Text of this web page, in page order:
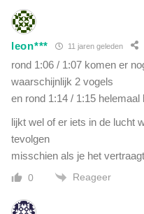
leon*** 11 jaren geleden
rond 1:06 / 1:07 komen er
waarschijnlijk 2 vogels
en rond 1:14 / 1:15
lijkt wel of er iets in de lucht
tevolgen
misschien als je het
0 Reageer